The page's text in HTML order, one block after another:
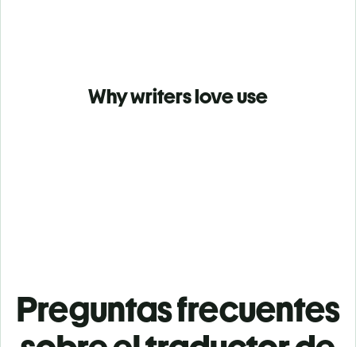
Why writers love use
Preguntas frecuentes